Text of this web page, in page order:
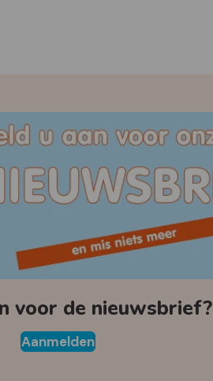
voor de nieuwsbrief?
Aanmelden